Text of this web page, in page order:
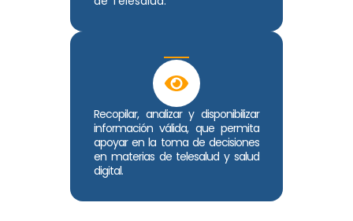
Recopilar, analizar y disponibilizar
información válida, que permita
apoyar en la toma de decisiones
en materias de telesalud y salud
digital.